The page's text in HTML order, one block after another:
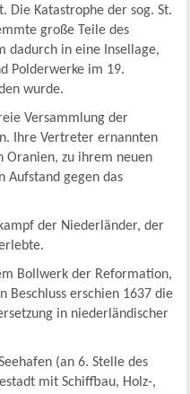
Die Katastrophe der sog. St.
große Teile des
dadurch in eine Insellage,
Polderwerke im 19.
wurde.
Versammlung der
Ihre Vertreter ernannten
Oranien, zu ihrem neuen
Aufstand gegen das
der Niederländer, der
Bollwerk der Reformation,
Beschluss erschien 1637 die
in niederländischer
(an 6. Stelle des
mit Schiffbau, Holz-,